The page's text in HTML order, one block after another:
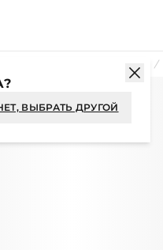
ВЫБРАТЬ ДРУГОЙ